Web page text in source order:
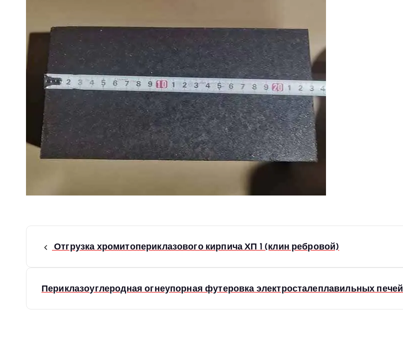
Отгрузка хромитопериклазового кирпича ХП 1 (клин ребровой)
Периклазоуглеродная огнеупорная футеровка электросталеплавильных печей